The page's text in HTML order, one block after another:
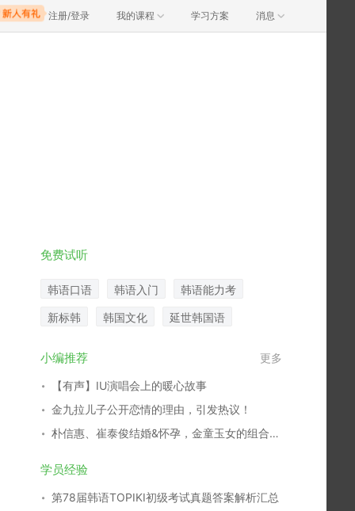
注册/登录 我的课程 学习方案 消息
免费试听
韩语口语 韩语入门 韩语能力考
新标韩 韩国文化 延世韩国语
小编推荐 更多
【有声】IU演唱会上的暖心故事
金九拉儿子公开恋情的理由，引发热议！
朴信惠、崔泰俊结婚&怀孕，金童玉女的组合结成正果！
学员经验
第78届韩语TOPIKⅠ初级考试真题答案解析汇总